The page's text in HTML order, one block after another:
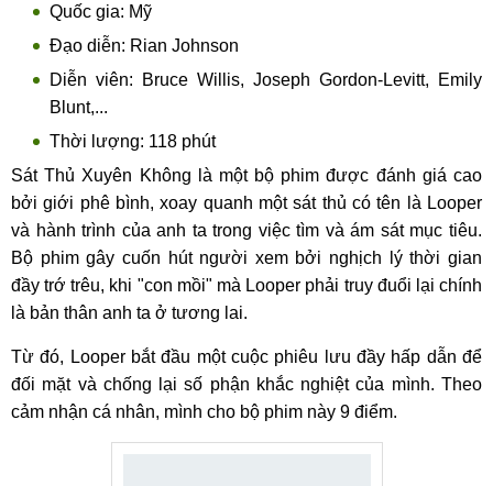
Quốc gia: Mỹ
Đạo diễn: Rian Johnson
Diễn viên: Bruce Willis, Joseph Gordon-Levitt, Emily
Blunt,...
Thời lượng: 118 phút
Sát Thủ Xuyên Không là một bộ phim được đánh giá cao
bởi giới phê bình, xoay quanh một sát thủ có tên là Looper
và hành trình của anh ta trong việc tìm và ám sát mục tiêu.
Bộ phim gây cuốn hút người xem bởi nghịch lý thời gian
đầy trớ trêu, khi "con mồi" mà Looper phải truy đuổi lại chính
là bản thân anh ta ở tương lai.
Từ đó, Looper bắt đầu một cuộc phiêu lưu đầy hấp dẫn để
đối mặt và chống lại số phận khắc nghiệt của mình. Theo
cảm nhận cá nhân, mình cho bộ phim này 9 điểm.